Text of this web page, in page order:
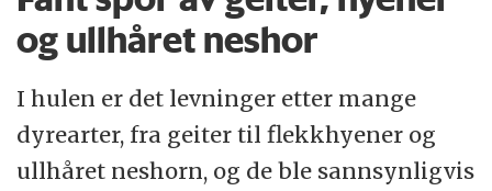
fingerbein og kjeve har forskere vist at
denisovanerne er en del av slekten Homo
– Man kan si at det er en asiatisk versjon av
neandertalerne. Dagens aboriginer, den
og ullhåret neshor
I hulen er det levninger etter mange
dyrearter, fra geiter til flekkhyener og
ullhåret neshorn, og de ble sannsynligvis